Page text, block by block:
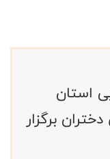
استان
در بخش دختران برگزار